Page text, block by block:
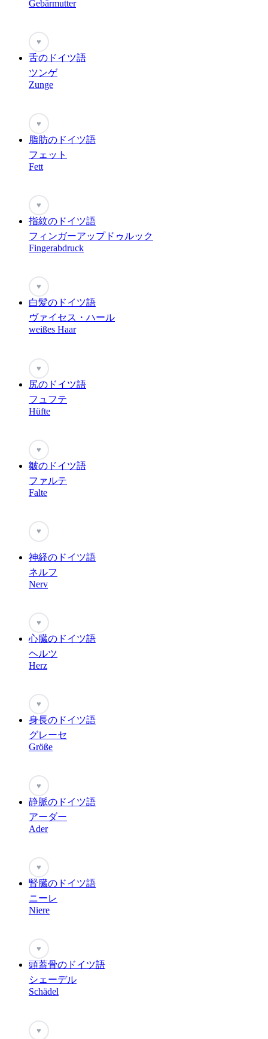
Gebärmutter
♥
舌のドイツ語
ツンゲ
Zunge
♥
脂肪のドイツ語
フェット
Fett
♥
指紋のドイツ語
フィンガーアップドゥルック
Fingerabdruck
♥
白髪のドイツ語
ヴァイセス・ハール
weißes Haar
♥
尻のドイツ語
フュフテ
Hüfte
♥
皺のドイツ語
ファルテ
Falte
♥
神経のドイツ語
ネルフ
Nerv
♥
心臓のドイツ語
ヘルツ
Herz
♥
身長のドイツ語
グレーセ
Größe
♥
静脈のドイツ語
アーダー
Ader
♥
腎臓のドイツ語
ニーレ
Niere
♥
頭蓋骨のドイツ語
シェーデル
Schädel
♥